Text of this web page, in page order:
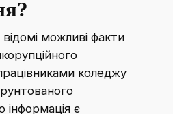
можливі факти
коледжу
інформація є